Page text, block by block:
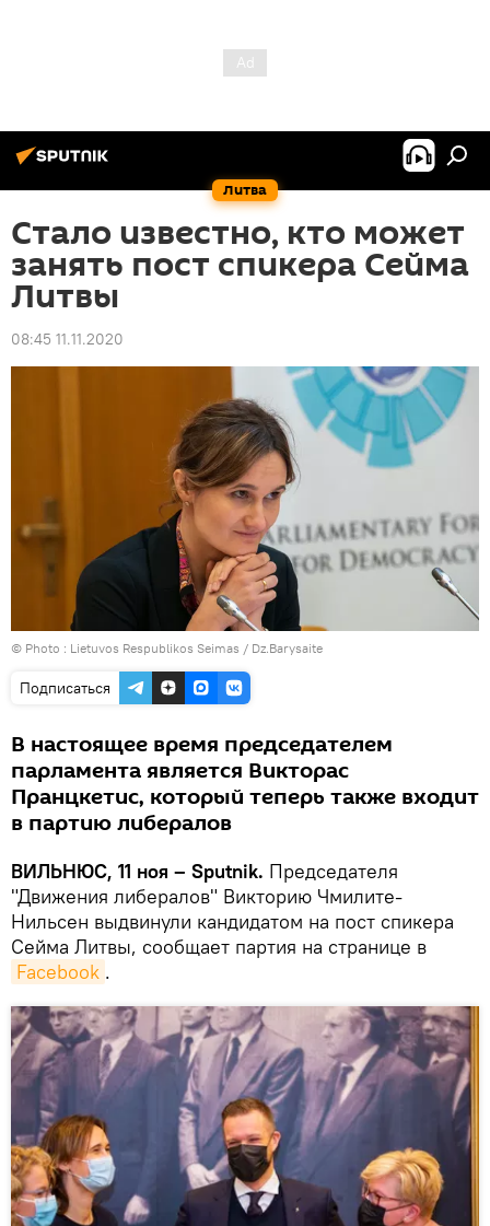
Литва
Стало известно, кто может
занять пост спикера Сейма
Литвы
08:45 11.11.2020
© Photo : Lietuvos Respublikos Seimas / Dz.Barysaite
Подписаться
В настоящее время председателем
парламента является Викторас
Пранцкетис, который теперь также входит
в партию либералов
ВИЛЬНЮС, 11 ноя – Sputnik. Председателя
"Движения либералов" Викторию Чмилите-
Нильсен выдвинули кандидатом на пост спикера
Сейма Литвы, сообщает партия на странице в
Facebook .